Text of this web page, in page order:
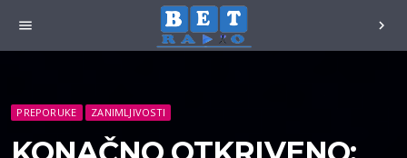
menu chevron_right
PREPORUKE ZANIMLJIVOSTI